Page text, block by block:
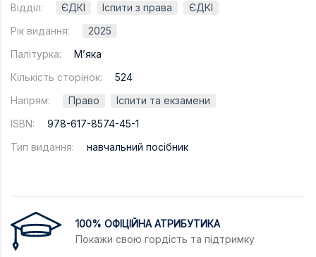
Відділ: ЄДКІ Іспити з права
ЄДКІ
Рік видання:
2025
Палітурка:
М’яка
Кількість сторінок:
524
Напрям:
Право
Іспити та екзамени
ISBN:
978-617-8574-45-1
Тип видання:
навчальний посібник
100% ОФІЦІЙНА АТРИБУТИКА
Покажи свою гордість та підтримку